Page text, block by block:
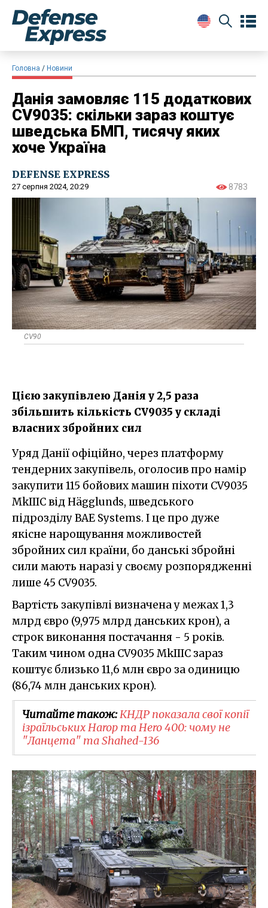
Головна Новини
Данія замовляє 115 додаткових
CV9035: скільки зараз коштує
шведська БМП, тисячу яких
хоче Україна
DEFENSE EXPRESS
27 серпня 2024, 20:29 8783
CV90
Цією закупівлею Данія у 2,5 раза
збільшить кількість CV9035 у складі
власних збройних сил
Уряд Данії офіційно, через платформу
тендерних закупівель, оголосив про намір
закупити 115 бойових машин піхоти CV9035
MkIIIC від Hägglunds, шведського
підрозділу BAE Systems. І це про дуже
якісне нарощування можливостей
збройних сил країни, бо данські збройні
сили мають наразі у своєму розпорядженні
лише 45 CV9035.
Вартість закупівлі визначена у межах 1,3
млрд євро (9,975 млрд данських крон), а
строк виконання постачання - 5 років.
Таким чином одна CV9035 MkIIIC зараз
коштує близько 11,6 млн євро за одиницю
(86,74 млн данських крон).
Читайте також:КНДР показала свої копії
ізраїльських Harop та Hero 400: чому не
"Ланцета" та Shahed-136